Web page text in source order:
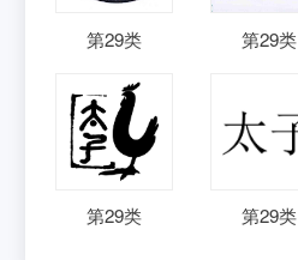
第29类 第29类
第29类 第29类